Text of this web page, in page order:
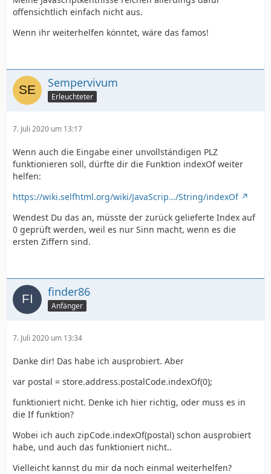
offensichtlich einfach nicht aus.
Wenn ihr weiterhelfen könntet, wäre das famos!
Sempervivum
Erleuchteter
7. Juli 2020 um 13:17
Wenn auch die Eingabe einer unvollständigen PLZ
funktionieren soll, dürfte dir die Funktion indexOf weiter
helfen:
https://wiki.selfhtml.org/wiki/JavaScrip…/String/indexOf
Wendest Du das an, müsste der zurück gelieferte Index auf
0 geprüft werden, weil es nur Sinn macht, wenn es die
ersten Ziffern sind.
finder86
Anfänger
7. Juli 2020 um 13:34
Danke dir! Das habe ich ausprobiert. Aber
var postal = store.address.postalCode.indexOf(0);
funktioniert nicht. Denke ich hier richtig, oder muss es in
die If funktion?
Wobei ich auch zipCode.indexOf(postal) schon ausprobiert
habe, und auch das funktioniert nicht..
Vielleicht kannst du mir da noch einmal weiterhelfen?